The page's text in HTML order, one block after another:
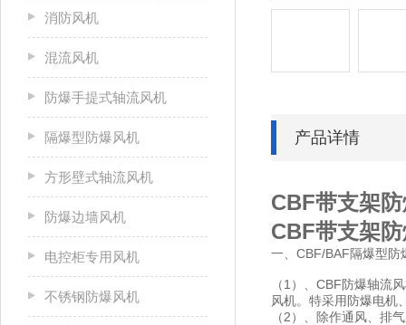
消防风机
混流风机
防爆手提式轴流风机
隔爆型防爆风机
方形壁式轴流风机
防爆边墙风机
电控柜专用风机
不锈钢防爆风机
产品详情
CBF带支架
CBF带支架
一、CBF/BAF隔爆型防
（1）、CBF防爆轴流
风机。特采用防爆电机
（2）、除作通风、排